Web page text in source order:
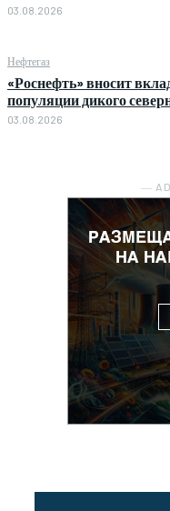
03.08.2026
Нефтегаз
«Роснефть» вносит
популяции дикого
03.08.2026
―